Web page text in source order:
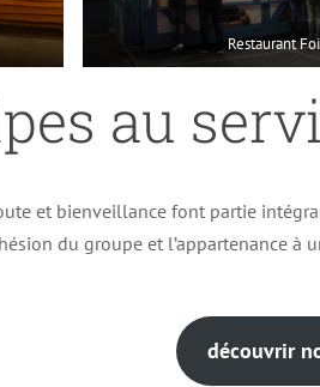
Restaurant
au
et bienveillance font partie
du groupe et l’appartenance
découvrir